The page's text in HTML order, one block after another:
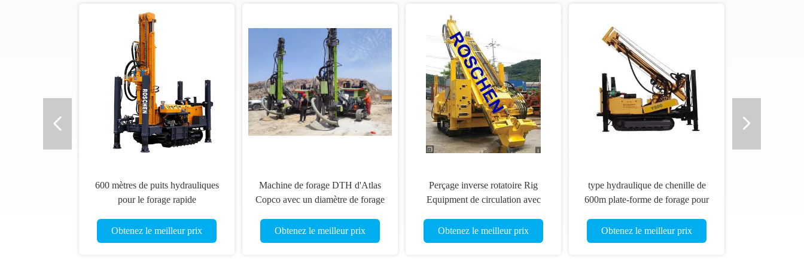
600 mètres de puits hydrauliques
pour le forage rapide
Obtenez le meilleur prix
Machine de forage DTH d'Atlas
Copco avec un diamètre de forage
Obtenez le meilleur prix
Perçage inverse rotatoire Rig
Equipment de circulation avec
mécaniquement diesel
Obtenez le meilleur prix
type hydraulique de chenille de
600m plate-forme de forage pour
extraction
Obtenez le meilleur prix